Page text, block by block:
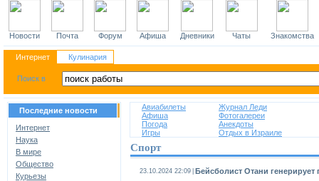
Новости Почта Форум Афиша Дневники Чаты Знакомства
Интернет Кулинария
Последние новости
Интернет
Наука
В мире
Общество
Курьезы
Авиабилеты
Журнал Леди
Афиша
Фотогалереи
Погода
Анекдоты
Игры
Отдых в Израиле
Спорт
23.10.2024 22:09 Бейсболист Отани